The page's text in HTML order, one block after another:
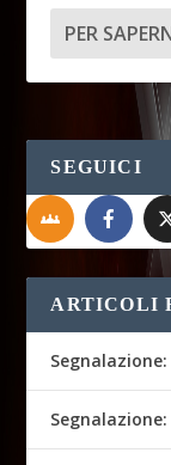
PER
SEGUICI
ARTICOLI